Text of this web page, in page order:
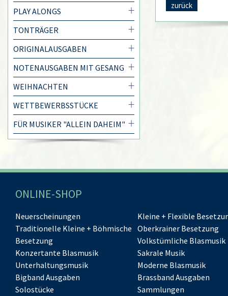
PLAY ALONGS
TONTRÄGER
ORIGINALAUSGABEN
NOTENAUSGABEN MIT GESANG
WEIHNACHTEN
WETTBEWERBSSTÜCKE
FÜR MUSIKER "ALLEIN DAHEIM"
zurück
ONLINE-SHOP
Neuerscheinungen
Kleine + Flexible
Traditionelle Kleine + Böhmische
Besetzung
Oberkrainer Besetzung
Volkstümliche Blasmusik
Konzertante Blasmusik
Sakrale Musik
Unterhaltungsmusik
Moderne Blasmusik
Bigband Ausgaben
Brassband Ausgaben
Solostücke
Sammlungen